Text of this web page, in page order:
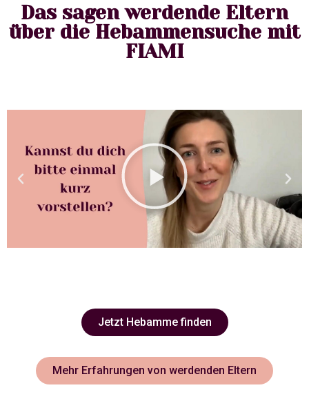
Das sagen werdende Eltern
über die Hebammensuche mit
FIAMI
Jetzt Hebamme finden
Mehr Erfahrungen von werdenden Eltern